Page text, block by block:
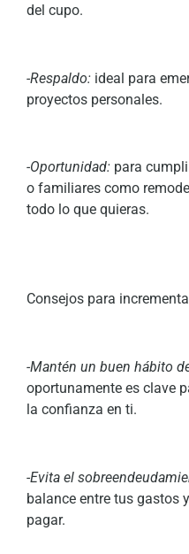
del cupo.
-Respaldo: ideal para
proyectos personales.
-Oportunidad: para
o familiares como
todo lo que quieras.
Consejos para
-Mantén un buen hábito
oportunamente es clave
la confianza en ti.
-Evita el
balance entre tus gastos
pagar.